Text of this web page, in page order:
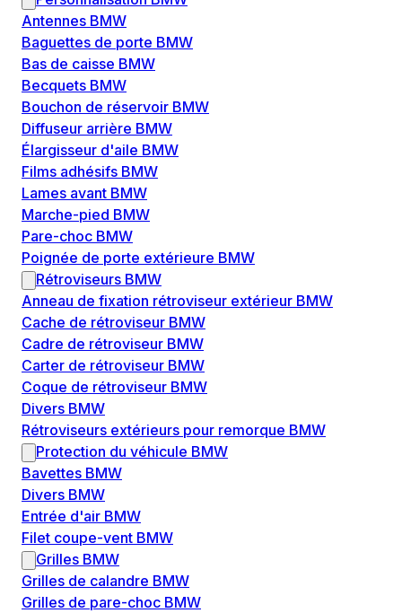
Antennes BMW
Baguettes de porte BMW
Bas de caisse BMW
Becquets BMW
Bouchon de réservoir BMW
Diffuseur arrière BMW
Élargisseur d'aile BMW
Films adhésifs BMW
Lames avant BMW
Marche-pied BMW
Pare-choc BMW
Poignée de porte extérieure BMW
Rétroviseurs BMW
Anneau de fixation rétroviseur extérieur BMW
Cache de rétroviseur BMW
Cadre de rétroviseur BMW
Carter de rétroviseur BMW
Coque de rétroviseur BMW
Divers BMW
Rétroviseurs extérieurs pour remorque BMW
Protection du véhicule BMW
Bavettes BMW
Divers BMW
Entrée d'air BMW
Filet coupe-vent BMW
Grilles BMW
Grilles de calandre BMW
Grilles de pare-choc BMW